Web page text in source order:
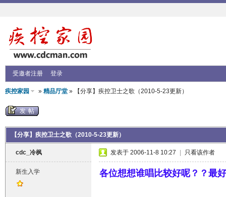
受邀者注册 登录
疾控家园 » 精品厅堂» 【分享】疾控卫士之歌（2010-5-23更新）
发帖
【分享】疾控卫士之歌（2010-5-23更新）
cdc_冷枫
新生入学
发表于 2006-11-8 10:27 只看该作者
各位想想谁唱比较好呢？？最